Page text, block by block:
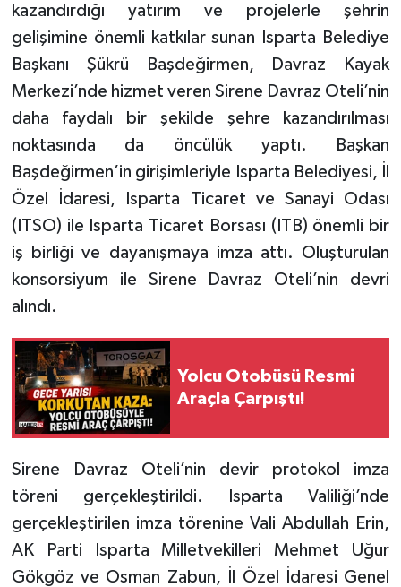
kazandırdığı yatırım ve projelerle şehrin
gelişimine önemli katkılar sunan Isparta Belediye
Başkanı Şükrü Başdeğirmen, Davraz Kayak
Merkezi’nde hizmet veren Sirene Davraz Oteli’nin
daha faydalı bir şekilde şehre kazandırılması
noktasında da öncülük yaptı. Başkan
Başdeğirmen’in girişimleriyle Isparta Belediyesi, İl
Özel İdaresi, Isparta Ticaret ve Sanayi Odası
(ITSO) ile Isparta Ticaret Borsası (ITB) önemli bir
iş birliği ve dayanışmaya imza attı. Oluşturulan
konsorsiyum ile Sirene Davraz Oteli’nin devri
alındı.
Yolcu Otobüsü Resmi
Araçla Çarpıştı!
Sirene Davraz Oteli’nin devir protokol imza
töreni gerçekleştirildi. Isparta Valiliği’nde
gerçekleştirilen imza törenine Vali Abdullah Erin,
AK Parti Isparta Milletvekilleri Mehmet Uğur
Gökgöz ve Osman Zabun, İl Özel İdaresi Genel
Tarihi Yapılarımız
Teknoloji
Türkiye
Yerel
Künye